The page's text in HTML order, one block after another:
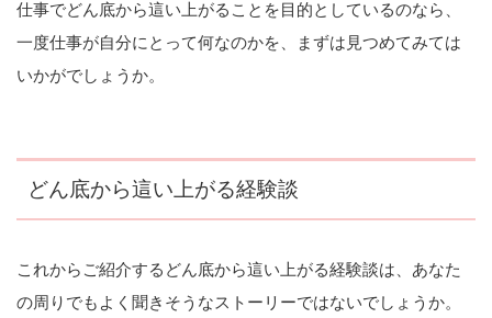
仕事でどん底から這い上がることを目的としているのなら、
一度仕事が自分にとって何なのかを、まずは見つめてみては
いかがでしょうか。
どん底から這い上がる経験談
これからご紹介するどん底から這い上がる経験談は、あなた
の周りでもよく聞きそうなストーリーではないでしょうか。